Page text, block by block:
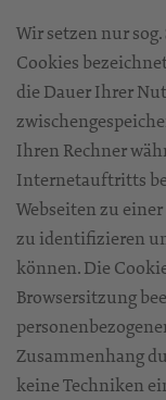
Wir setzen nur
Cookies
die Dauer Ihrer
Ihren Rechner
Internetauftritts
Webseiten zu
zu identifizieren
können. Die
Browsersitzung
Zusammenhang
keine Techniken